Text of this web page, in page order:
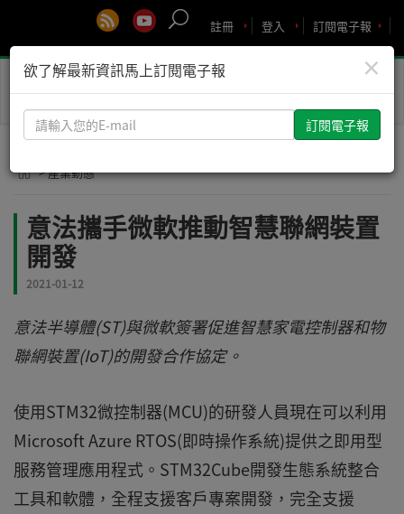
訂閱電子報
登入
註冊
Toggle
> 產業動態
意法攜手微軟推動智慧聯網裝置
開發
2021-01-12
意法半導體(ST)與微軟簽署促進智慧家電控制器和物
聯網裝置(IoT)的開發合作協定。
使用STM32微控制器(MCU)的研發人員現在可以利用
Microsoft Azure RTOS(即時操作系統)提供之即用型
服務管理應用程式。STM32Cube開發生態系統整合
工具和軟體，全程支援客戶專案開發，完全支援
×
欲了解最新資訊馬上訂閱電子報
請
輸
您
E-
mail